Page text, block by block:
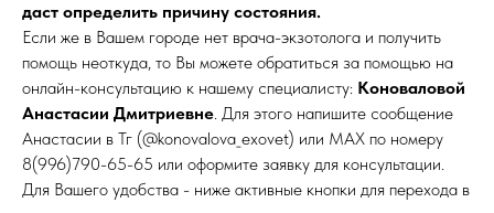
даст определить причину состояния.
Если же в Вашем городе нет врача-экзотолога и получить
помощь неоткуда, то Вы можете обратиться за помощью на
онлайн-консультацию к нашему специалисту: Коноваловой
Анастасии Дмитриевне. Для этого напишите сообщение
Анастасии в Тг (@konovalova_exovet) или MAX по номеру
8(996)790-65-65 или оформите заявку для консультации.
Для Вашего удобства - ниже активные кнопки для перехода в